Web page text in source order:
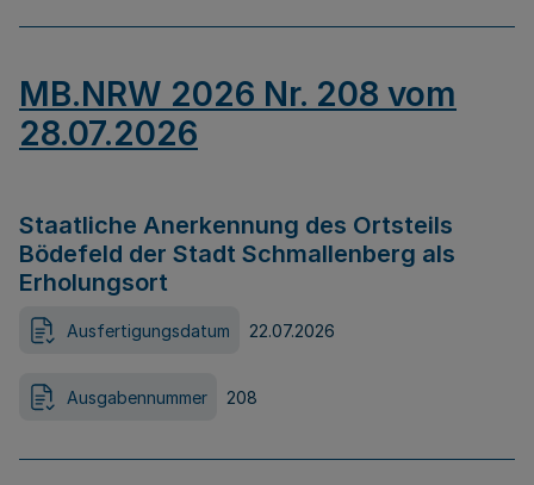
MB.NRW 2026 Nr. 208 vom
28.07.2026
Staatliche Anerkennung des Ortsteils
Bödefeld der Stadt Schmallenberg als
Erholungsort
Ausfertigungsdatum 22.07.2026
Ausgabennummer 208